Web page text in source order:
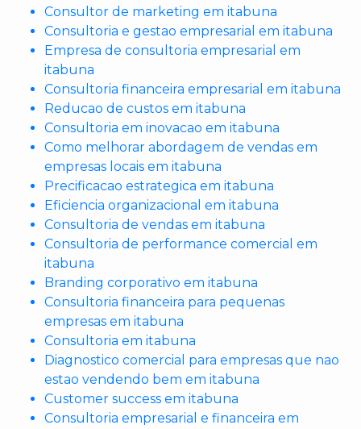
Consultor de marketing em itabuna
Consultoria e gestao empresarial em itabuna
Empresa de consultoria empresarial em
itabuna
Consultoria financeira empresarial em itabuna
Reducao de custos em itabuna
Consultoria em inovacao em itabuna
Como melhorar abordagem de vendas em
empresas locais em itabuna
Precificacao estrategica em itabuna
Eficiencia organizacional em itabuna
Consultoria de vendas em itabuna
Consultoria de performance comercial em
itabuna
Branding corporativo em itabuna
Consultoria financeira para pequenas
empresas em itabuna
Consultoria em itabuna
Diagnostico comercial para empresas que nao
estao vendendo bem em itabuna
Customer success em itabuna
Consultoria empresarial e financeira em